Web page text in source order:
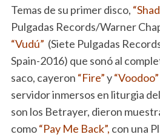
Temas de su primer disco,
Pulgadas Records/Warner
“Vudú” (Siete Pulgadas
Spain-2016) que sonó al
saco, cayeron “Fire”y“Voodoo”
servidor inmersos en liturgia
son los Betrayer, dieron
como“Pay Me Back”, con una